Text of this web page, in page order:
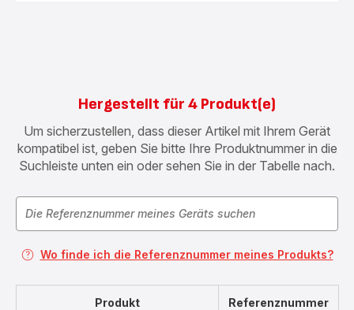
Hergestellt für 4 Produkt(e)
Um sicherzustellen, dass dieser Artikel mit Ihrem Gerät
kompatibel ist, geben Sie bitte Ihre Produktnummer in die
Suchleiste unten ein oder sehen Sie in der Tabelle nach.
Wo finde ich die Referenznummer meines Produkts?
Produkt Referenznummer